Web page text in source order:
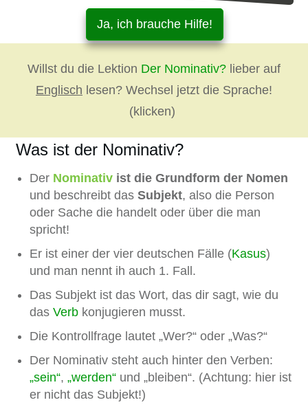
Ja, ich brauche Hilfe!
Willst du die Lektion Der Nominativ? lieber auf
Englisch lesen? Wechsel jetzt die Sprache!
(klicken)
Was ist der Nominativ?
Der Nominativ ist die Grundform der Nomen
und beschreibt das Subjekt, also die Person
oder Sache die handelt oder über die man
spricht!
Er ist einer der vier deutschen Fälle (Kasus)
und man nennt ih auch 1. Fall.
Das Subjekt ist das Wort, das dir sagt, wie du
das Verb konjugieren musst.
Die Kontrollfrage lautet „Wer?“ oder „Was?“
Der Nominativ steht auch hinter den Verben:
„sein“, „werden“ und „bleiben“. (Achtung: hier ist
er nicht das Subjekt!)